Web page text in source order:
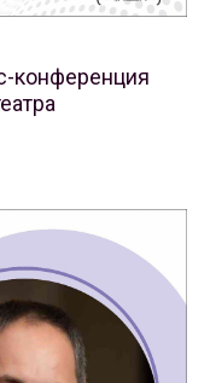
конференция